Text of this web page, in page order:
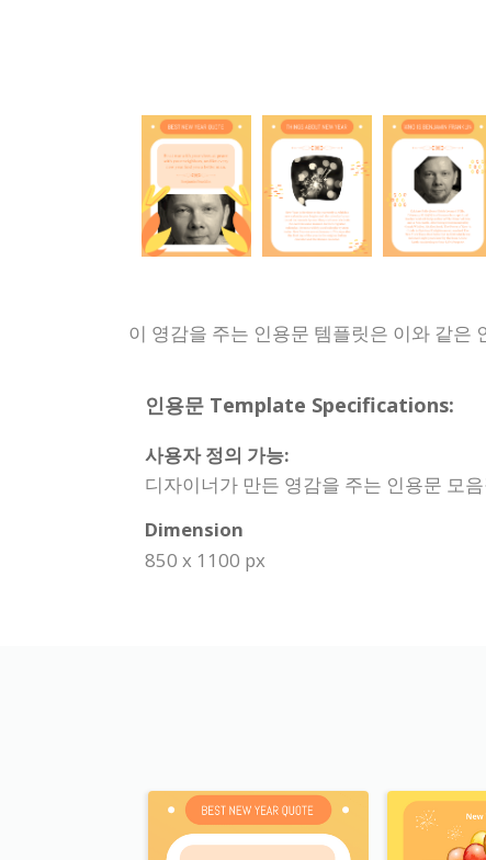
이 영감을 주는 인용문 템플릿은 이와 같은
인용문 Template Specifications:
사용자 정의 가능:
디자이너가 만든 영감을 주는 인용문 모
Dimension
850 x 1100 px